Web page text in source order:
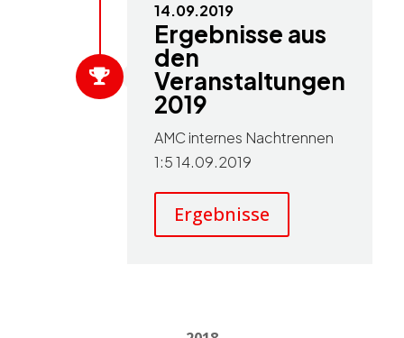

14.09.2019
Ergebnisse aus
den
Veranstaltungen
2019
AMC internes Nachtrennen
1:5 14.09.2019
Ergebnisse